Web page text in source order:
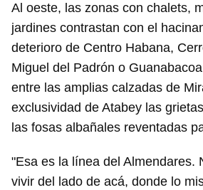
Para poder guardar como favorito,
iniciar sesión con tu cuenta de
Al oeste, las zonas con chalets,
jardines contrastan con el
deterioro de Centro Habana,
Miguel del Padrón o
entre las amplias calzadas de
exclusividad de Atabey las
las fosas albañales reventadas
"Esa es la línea del Almendares.
vivir del lado de acá, donde lo